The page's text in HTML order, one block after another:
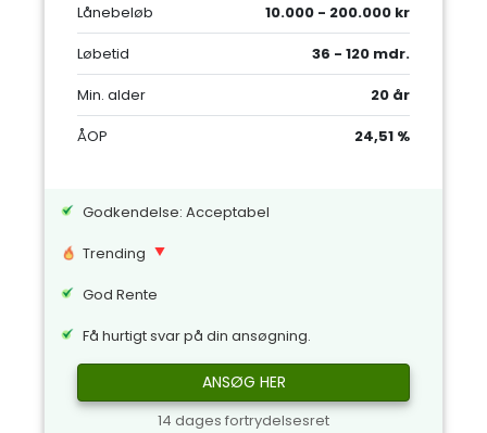
Lånebeløb
10.000 - 200.000 kr
Løbetid
36 - 120 mdr.
Min. alder
20 år
ÅOP
24,51 %
Godkendelse: Acceptabel
Trending
God Rente
Få hurtigt svar på din ansøgning.
ANSØG HER
14 dages fortrydelsesret